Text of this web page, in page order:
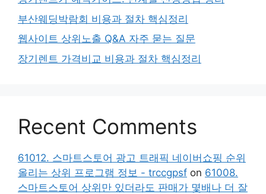
부산웨딩박람회 비용과 절차 핵심정리
웹사이트 상위노출 Q&A 자주 묻는 질문
장기렌트 가격비교 비용과 절차 핵심정리
Recent Comments
61012. 스마트스토어 광고 트래픽 네이버쇼핑 순위
올리는 상위 프로그램 정보 - trccgpsf on 61008.
스마트스토어 상위만 있더라도 판매가 몇배나 더 잘